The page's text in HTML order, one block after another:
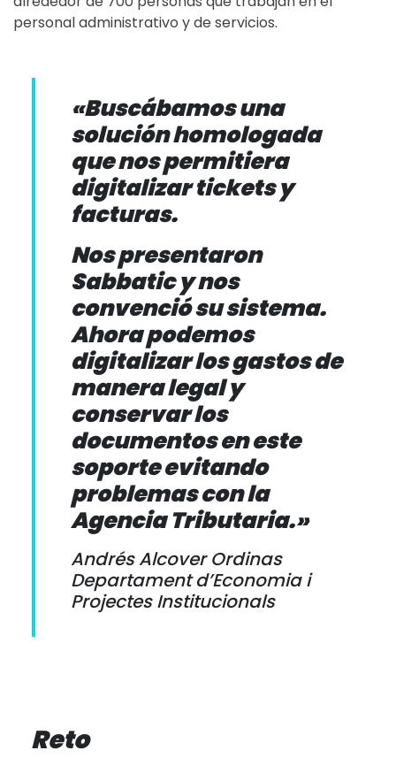
personal administrativo y de servicios.
«Buscábamos una
solución homologada
que nos permitiera
digitalizar tickets y
facturas.
Nos presentaron
Sabbatic y nos
convenció su sistema.
Ahora podemos
digitalizar los gastos de
manera legal y
conservar los
documentos en este
soporte evitando
problemas con la
Agencia Tributaria.»
Andrés Alcover Ordinas
Departament d’Economia i
Projectes Institucionals
Reto